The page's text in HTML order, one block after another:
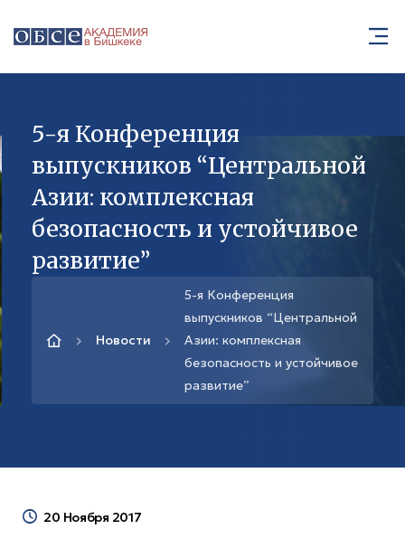
5-я Конференция
выпускников “Центральной
Азии: комплексная
безопасность и устойчивое
развитие”
Новости
5-я Конференция
выпускников “Центральной
Азии: комплексная
безопасность и устойчивое
развитие”
20 Ноября 2017